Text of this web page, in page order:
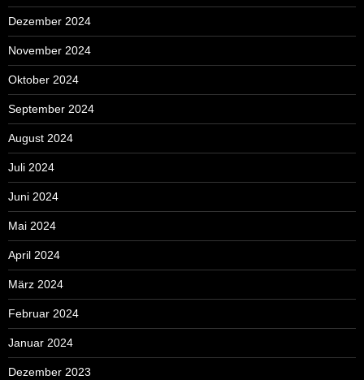
Dezember 2024
November 2024
Oktober 2024
September 2024
August 2024
Juli 2024
Juni 2024
Mai 2024
April 2024
März 2024
Februar 2024
Januar 2024
Dezember 2023